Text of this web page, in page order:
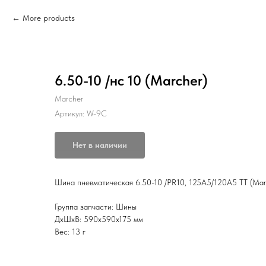
More products
6.50-10 /нс 10 (Marcher)
Marcher
Артикул: W-9C
Нет в наличии
Шина пневматическая 6.50-10 /PR10, 125A5/120A5 TT
Группа запчасти: Шины
ДxШxВ: 590x590x175 мм
Вес: 13 г